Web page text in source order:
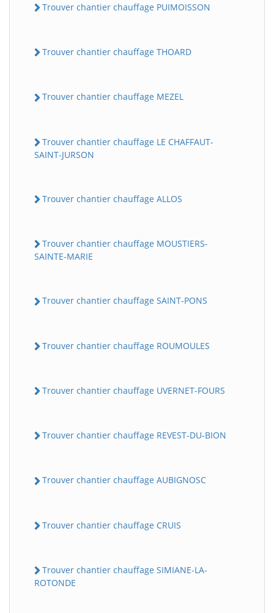
Trouver chantier chauffage PUIMOISSON
Trouver chantier chauffage THOARD
Trouver chantier chauffage MEZEL
Trouver chantier chauffage LE CHAFFAUT-
SAINT-JURSON
Trouver chantier chauffage ALLOS
Trouver chantier chauffage MOUSTIERS-
SAINTE-MARIE
Trouver chantier chauffage SAINT-PONS
Trouver chantier chauffage ROUMOULES
Trouver chantier chauffage UVERNET-FOURS
Trouver chantier chauffage REVEST-DU-BION
Trouver chantier chauffage AUBIGNOSC
Trouver chantier chauffage CRUIS
Trouver chantier chauffage SIMIANE-LA-
ROTONDE